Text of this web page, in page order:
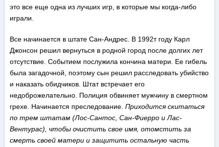
это все еще одна из лучших игр, в которые мы когда-либо
играли.
Все начинается в штате Сан-Андрес. В 1992т году Карл
Джонсон решил вернуться в родной город после долгих лет
отсутствие. Событием послужила кончина матери. Ее гибель
была загадочной, поэтому сын решил расследовать убийство
и наказать обидчиков. Штат встречает его
недоброжелательно. Полиция обвиняет мужчину в смертном
грехе. Начинается преследование. Приходится скитаться
по трем штатам (Лос-Сантос, Сан-Фиерро и Лас-
Вентурас), чтобы очистить свое имя, отомстить за
смерть своей матери и защитить остальную часть